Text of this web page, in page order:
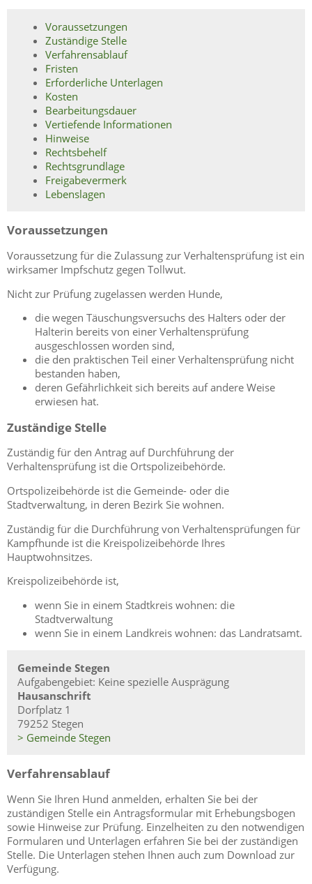
Voraussetzungen
Zuständige Stelle
Verfahrensablauf
Fristen
Erforderliche Unterlagen
Kosten
Bearbeitungsdauer
Vertiefende Informationen
Hinweise
Rechtsbehelf
Rechtsgrundlage
Freigabevermerk
Lebenslagen
Voraussetzungen
Voraussetzung für die Zulassung zur Verhaltensprüfung ist ein
wirksamer Impfschutz gegen Tollwut.
Nicht zur Prüfung zugelassen werden Hunde,
die wegen Täuschungsversuchs des Halters oder der
Halterin bereits von einer Verhaltensprüfung
ausgeschlossen worden sind,
die den praktischen Teil einer Verhaltensprüfung nicht
bestanden haben,
deren Gefährlichkeit sich bereits auf andere Weise
erwiesen hat.
Zuständige Stelle
Zuständig für den Antrag auf Durchführung der
Verhaltensprüfung ist die Ortspolizeibehörde.
Ortspolizeibehörde ist die Gemeinde- oder die
Stadtverwaltung, in deren Bezirk Sie wohnen.
Zuständig für die Durchführung von Verhaltensprüfungen für
Kampfhunde ist die Kreispolizeibehörde Ihres
Hauptwohnsitzes.
Kreispolizeibehörde ist,
wenn Sie in einem Stadtkreis wohnen: die
Stadtverwaltung
wenn Sie in einem Landkreis wohnen: das Landratsamt.
Gemeinde Stegen
Aufgabengebiet: Keine spezielle Ausprägung
Hausanschrift
Dorfplatz 1
79252 Stegen
> Gemeinde Stegen
Verfahrensablauf
Wenn Sie Ihren Hund anmelden, erhalten Sie bei der
zuständigen Stelle ein Antragsformular mit Erhebungsbogen
sowie Hinweise zur Prüfung. Einzelheiten zu den notwendigen
Formularen und Unterlagen erfahren Sie bei der zuständigen
Stelle. Die Unterlagen stehen Ihnen auch zum Download zur
Verfügung.